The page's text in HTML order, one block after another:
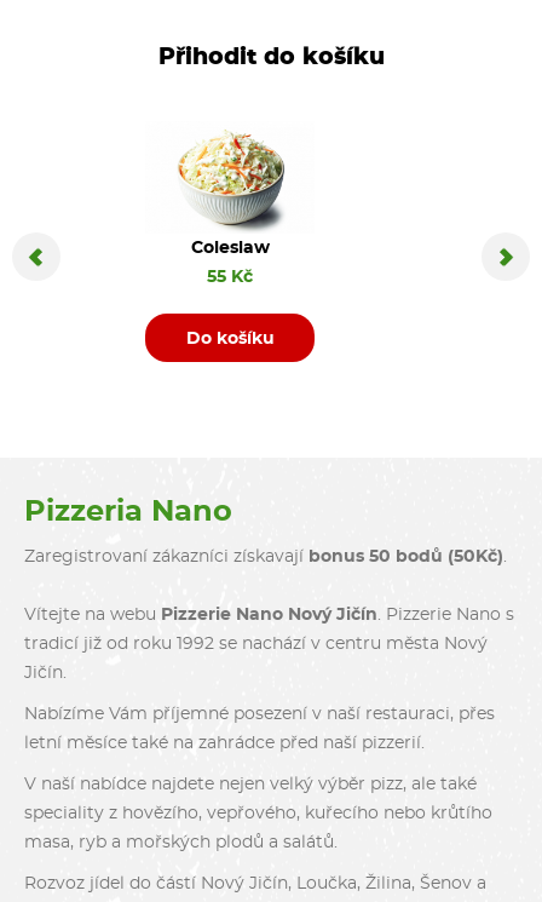
Přihodit do košíku
Coleslaw
55 Kč
Do košíku
Coca
Pizzeria Nano
Zaregistrovaní zákazníci získavají bonus 50 bodů (50Kč)
Vítejte na webu Pizzerie Nano Nový Jičín . Pizzerie Nano s
tradicí již od roku 1992 se nachází v centru města Nový
Jičín.
Nabízíme Vám příjemné posezení v naší restauraci, přes
letní měsíce také na zahrádce před naší pizzerií.
V naší nabídce najdete nejen velký výběr pizz, ale také
speciality z hovězího, vepřového, kuřecího nebo krůtího
masa, ryb a mořských plodů a salátů.
Rozvoz jídel do částí Nový Jičín, Loučka, Žilina, Šenov a